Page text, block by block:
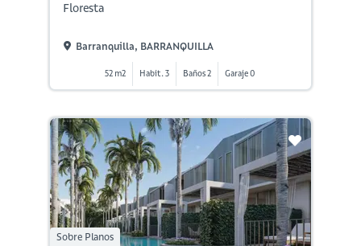
Floresta
Barranquilla, BARRANQUILLA
52 m2 Habit. 3 Baños 2 Garaje 0
Sobre Planos